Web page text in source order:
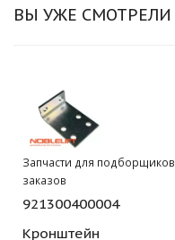
ВЫ УЖЕ СМОТРЕЛИ
Запчасти для подборщиков
заказов
921300400004
Кронштейн